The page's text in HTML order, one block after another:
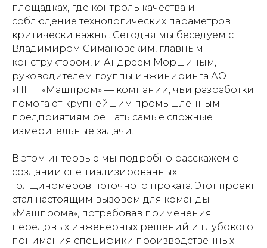
площадках, где контроль качества и
соблюдение технологических параметров
критически важны. Сегодня мы беседуем с
Владимиром Симановским, главным
конструктором, и Андреем Моршиным,
руководителем группы инжиниринга АО
«НПП «Машпром» — компании, чьи разработки
помогают крупнейшим промышленным
предприятиям решать самые сложные
измерительные задачи.
В этом интервью мы подробно расскажем о
создании специализированных
толщиномеров поточного проката. Этот проект
стал настоящим вызовом для команды
«Машпрома», потребовав применения
передовых инженерных решений и глубокого
понимания специфики производственных